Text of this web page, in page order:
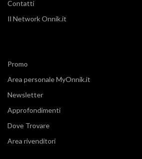
Contatti
Il Network Onnik.it
Promo
Area personale MyOnnik.it
Newsletter
Approfondimenti
Dove Trovare
Area rivenditori